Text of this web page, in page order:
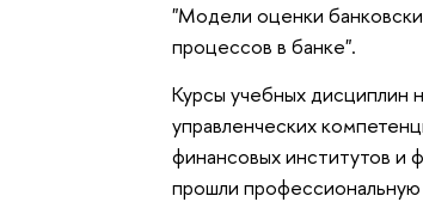
"Модели оценки
процессов в банке".
Курсы учебных дисциплин
управленческих
финансовых институтов и
прошли